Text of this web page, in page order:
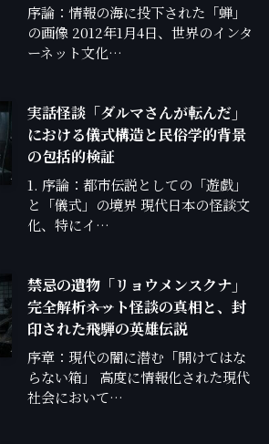
序論：情報の海に投下された「蝉」
の画像 2012年1月4日、世界のインタ
ーネット文化…
実話怪談「ダルマさんが転んだ」
における儀式構造と民俗学的背景
の包括的検証
1. 序論：都市伝説としての「遊戯」
と「儀式」の境界 現代日本の怪談文
化、特にイ…
禁忌の遺物「リョウメンスクナ」
完全解析――ネット怪談の真相と、封
印された飛騨の英雄伝説
序章：現代の闇に潜む「開けてはな
らない箱」 高度に情報化された現代
社会において…